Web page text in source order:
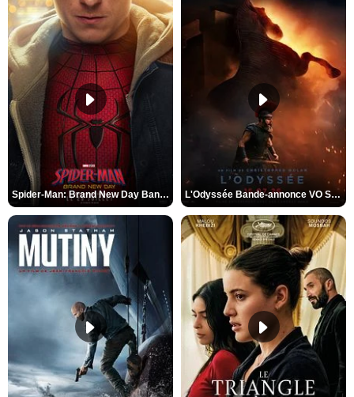
Spider-Man: Brand New Day Bande-annonce VO STFR L'Odyssée Bande-annonce VO STFR